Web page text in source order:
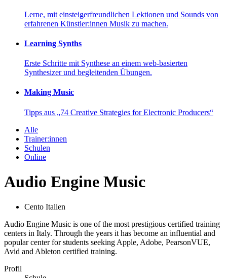
Lerne, mit einsteigerfreundlichen Lektionen und Sounds von
erfahrenen Künstler:innen Musik zu machen.
Learning Synths
Erste Schritte mit Synthese an einem web-basierten
Synthesizer und begleitenden Übungen.
Making Music
Tipps aus „74 Creative Strategies for Electronic Producers“
Alle
Trainer:innen
Schulen
Online
Audio Engine Music
Cento Italien
Audio Engine Music is one of the most prestigious certified training
centers in Italy. Through the years it has become an influential and
popular center for students seeking Apple, Adobe, PearsonVUE,
Avid and Ableton certified training.
Profil